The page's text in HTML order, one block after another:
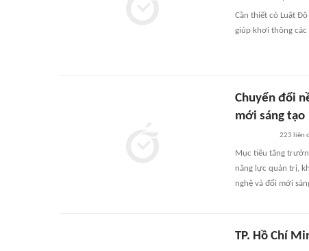
Cần thiết có Luật
giúp khơi thông
Chuyển đổi
mới sáng tạo
223 liên
Mục tiêu tăng
năng lực quản trị,
nghệ và đổi mới
TP. Hồ Chí